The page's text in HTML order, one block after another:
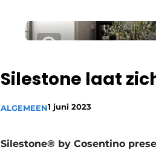
Nieuwsbrief
Privacy / Cookie statement
Silestone laat
ALGEMEEN1 juni 2023
Silestone® by Cosentino